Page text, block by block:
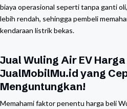
biaya operasional seperti tanpa ganti
lebih rendah, sehingga pembeli
kendaraan listrik bekas.
Jual Wuling Air EV
JualMobilMu.id yang
Menguntungkan!
Memahami faktor penentu harga beli